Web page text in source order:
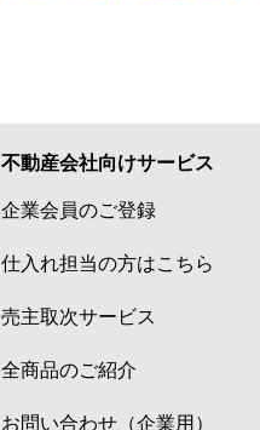
不動産会社向けサービス
企業会員のご登録
仕入れ担当の方はこちら
売主取次サービス
全商品のご紹介
お問い合わせ（企業用）